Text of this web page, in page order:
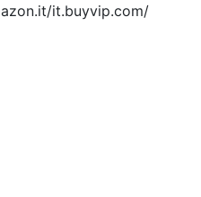
it.buyvip.com/